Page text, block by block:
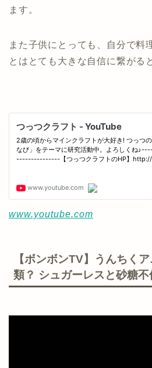
ます。
また子供にとっても、自分で料
とはとても大きな自信に繋がる
www.youtube.com
【ボンボンTV】うんちく
類？ シュガーレスと砂糖